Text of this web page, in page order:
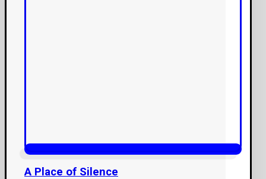
A Place of Silence